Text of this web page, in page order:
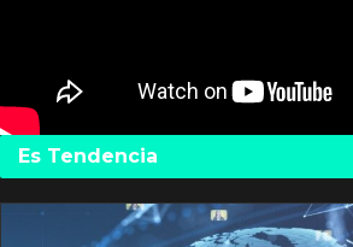
Es Tendencia